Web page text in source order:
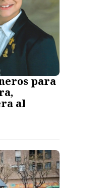
para
al